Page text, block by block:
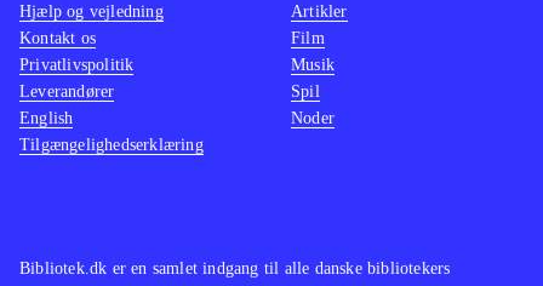
Bibliotek.dk er en samlet indgang til alle danske bibliotekers
Hjælp og vejledning
Kontakt os
Privatlivspolitik
Leverandører
English
Tilgængelighedserklæring
Artikler
Film
Musik
Spil
Noder